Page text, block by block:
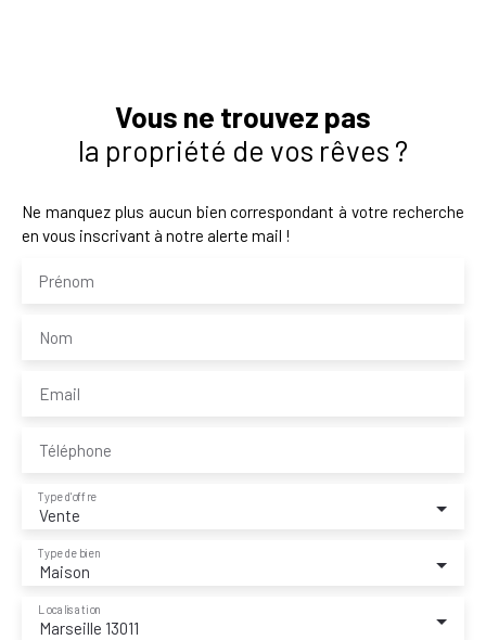
Vous ne trouvez pas
la propriété de vos rêves ?
Ne manquez plus aucun bien correspondant à votre recherche
en vous inscrivant à notre alerte mail !
Prénom
Nom
Email
Téléphone
Vente
Type d'offre
Maison
Type de bien
Marseille 13011
Localisation